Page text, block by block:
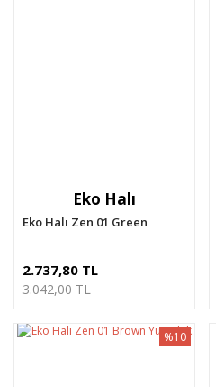
Eko Halı
Eko Halı Zen 01 Green
2.737,80 TL
3.042,00 TL
%10